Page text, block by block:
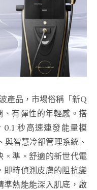
產品，市場俗稱「新Q
有彈性的年輕感。搭
秒高速連發能量模
智慧冷卻管理系統、
× 準 × 舒適的新世代電
即時偵測皮膚的阻抗變
準熱能能深入肌底，啟